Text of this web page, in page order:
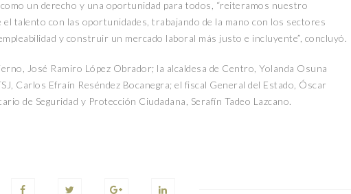
un derecho y una oportunidad para todos, “reiteramos nuestro
talento con las oportunidades, trabajando de la mano con los sectores
y construir un mercado laboral más justo e incluyente”, concluyó.
José Ramiro López Obrador; la alcaldesa de Centro, Yolanda Osuna
Carlos Efraín Reséndez Bocanegra; el fiscal General del Estado, Óscar
de Seguridad y Protección Ciudadana, Serafín Tadeo Lazcano.